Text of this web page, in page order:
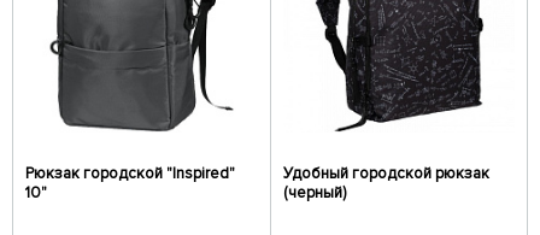
Рюкзак городской "Inspired"
10"
Удобный городской рюкзак
(черный)